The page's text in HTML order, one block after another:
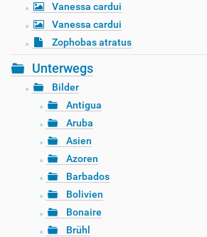
Vanessa cardui
Vanessa cardui
Zophobas atratus
Unterwegs
Bilder
Antigua
Aruba
Asien
Azoren
Barbados
Bolivien
Bonaire
Brühl